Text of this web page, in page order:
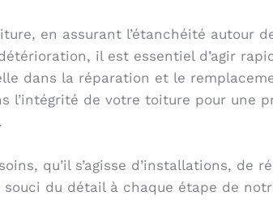
en assurant l’étanchéité autour
il est essentiel d’agir
dans la réparation et le
l’intégrité de votre toiture pour une
qu’il s’agisse d’installations, de
du détail à chaque étape de